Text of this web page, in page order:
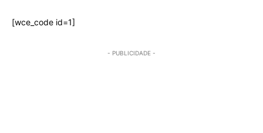
[wce_code id=1]
- PUBLICIDADE -